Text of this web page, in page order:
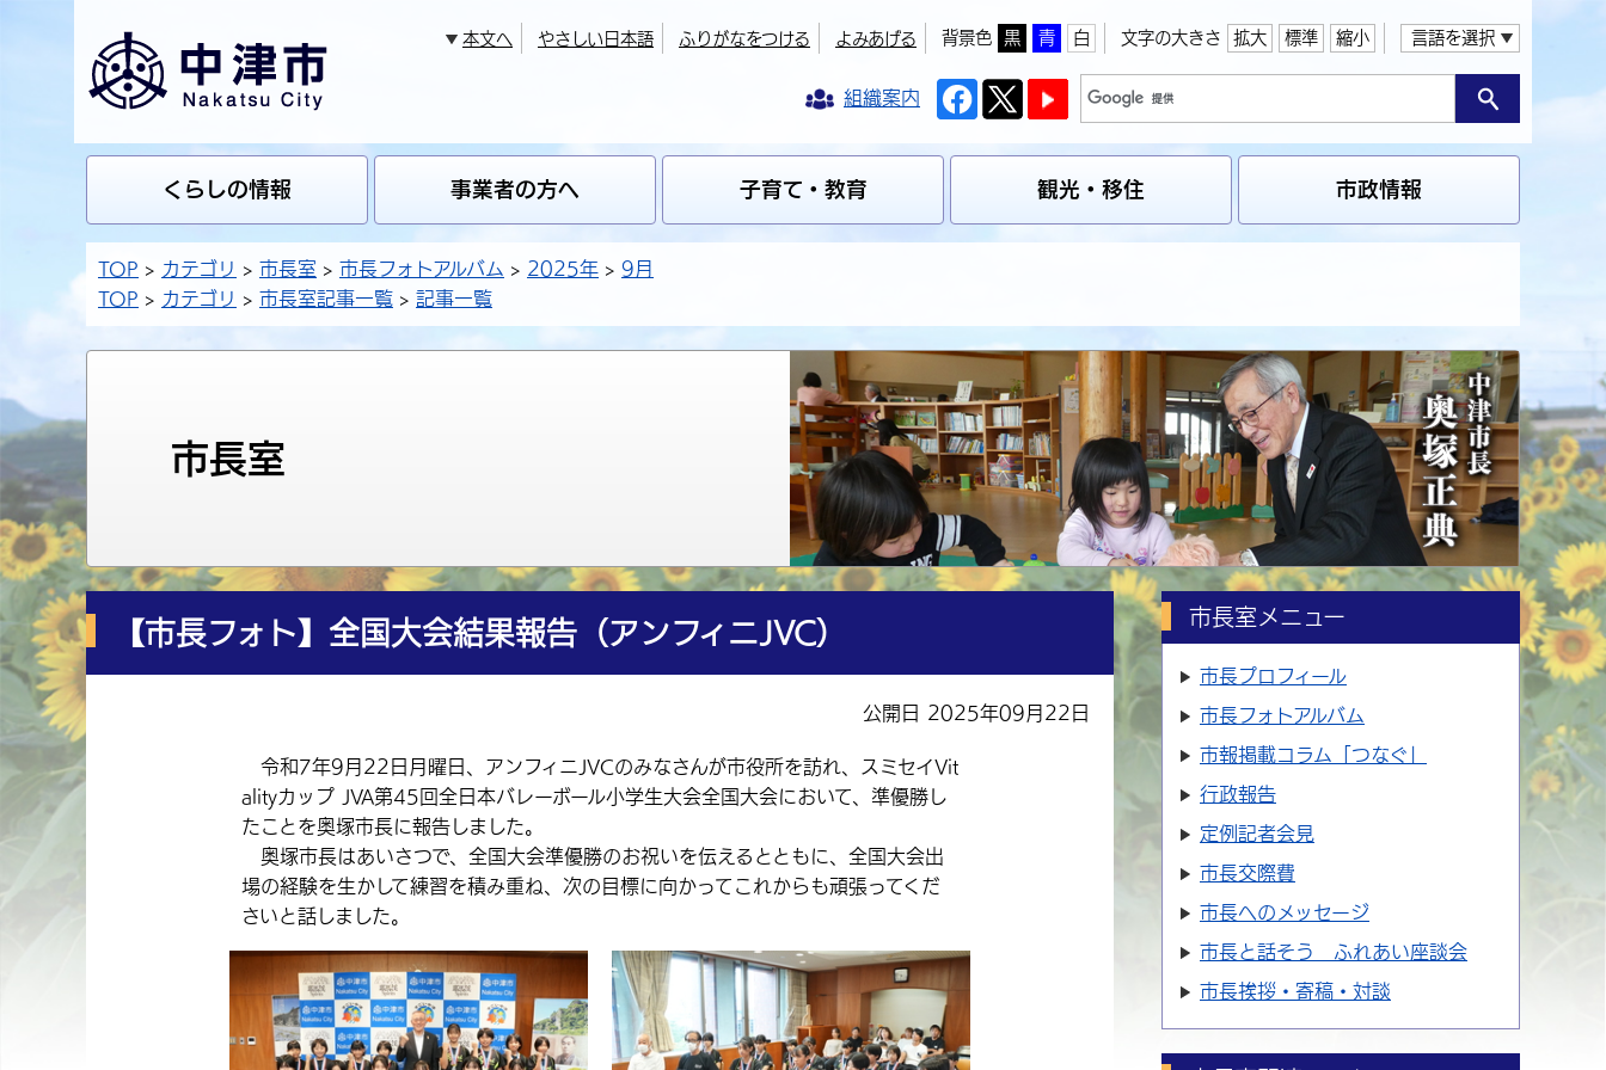
本文へ やさしい日本語 ふりがなをつける よみあげる 背景色 黒 青 白 文字の大きさ 拡大 標準 縮小 言語を選択
組織案内
くらしの情報 事業者の方へ 子育て・教育 観光・移住 市政情報
TOP カテゴリ 市長室 市長フォトアルバム 2025年
9月
TOP
カテゴリ 市長室記事一覧 記事一覧
市長室
【市長フォト】全国大会結果報告（アンフィニJVC）
公開日 2025年09月22日
令和7年9月22日月曜日、アンフィニJVCのみなさんが市役所を訪れ、スミセイVit
alityカップ JVA第45回全日本バレーボール小学生大会全国大会において、準優勝し
たことを奥塚市長に報告しました。
奥塚市長はあいさつで、全国大会準優勝のお祝いを伝えるとともに、全国大会出
場の経験を生かして練習を積み重ね、次の目標に向かってこれからも頑張ってくだ
さいと話しました。
市長室メニュー
市長プロフィール
市長フォトアルバム
市報掲載コラム「つなぐ」
行政報告
定例記者会見
市長交際費
市長へのメッセージ
市長と話そう ふれあい座談会
市長挨拶・寄稿・対談